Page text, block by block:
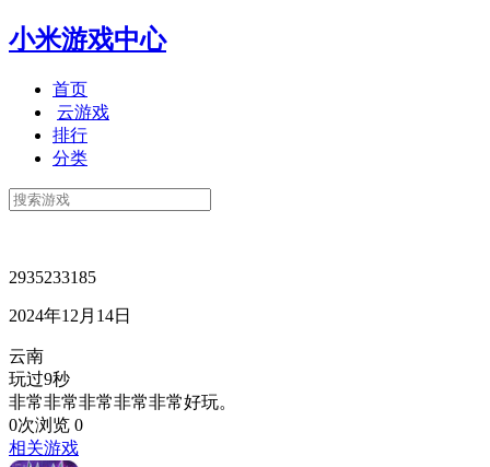
小米游戏中心
首页
云游戏
排行
分类
2935233185
2024年12月14日
云南
玩过9秒
非常非常非常非常非常好玩。
0次浏览 0
相关游戏